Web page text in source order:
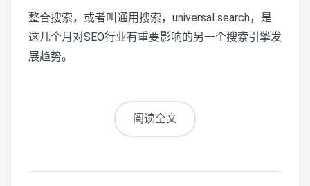
整合搜索，或者叫通用搜索，universal search，是
这几个月对SEO行业有重要影响的另一个搜索引擎发
展趋势。
阅读全文